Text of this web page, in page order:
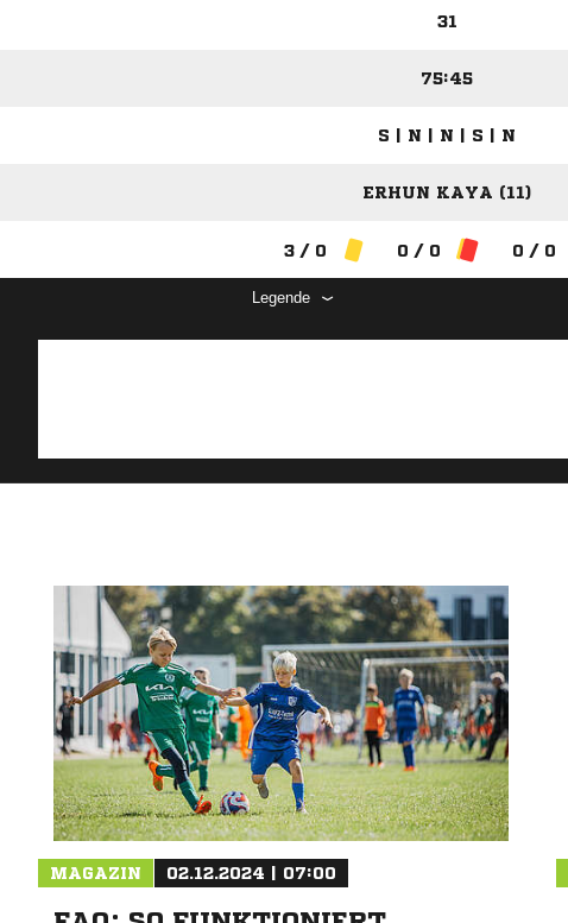
31
75:45
S | N | N | S | N
ERHUN KAYA (11)
3 / 0 0 / 0 0 / 0
Legende
MAGAZIN 02.12.2024 | 07:00